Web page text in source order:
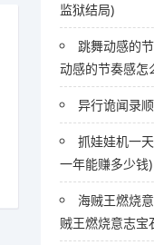
监狱结局)
跳舞动感的
动感的节奏感怎
异行诡闻录
抓娃娃机一
一年能赚多少钱)
海贼王燃烧
贼王燃烧意志宝